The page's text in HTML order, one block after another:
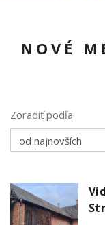
NOVÉ
Zoradiť podľa